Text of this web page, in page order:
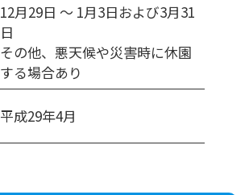
12月29日 〜 1月3日および3月31
日
その他、悪天候や災害時に休園
する場合あり
平成29年4月